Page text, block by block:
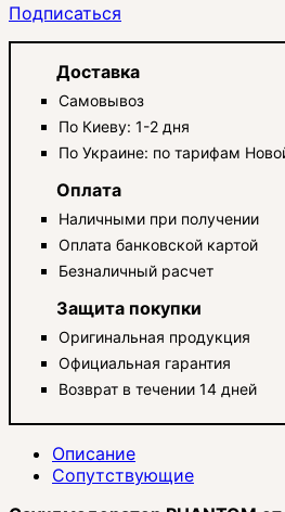
Подписаться
Доставка
Самовывоз
По Киеву: 1-2 дня
По Украине: по тарифам
Оплата
Наличными при получении
Оплата банковской картой
Безналичный расчет
Защита покупки
Оригинальная продукция
Официальная гарантия
Возврат в течении 14 дней
Описание
Сопутствующие